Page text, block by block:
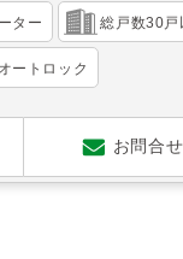
ター 総戸数30戸
オートロック
お問合せ